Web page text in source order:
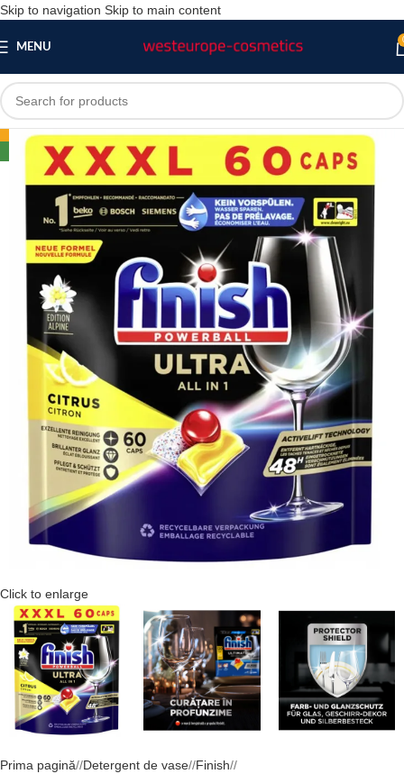
Skip to navigation Skip to main content
MENU
-17%
Click to enlarge
Prima pagină/ Detergent de vase/ Finish/